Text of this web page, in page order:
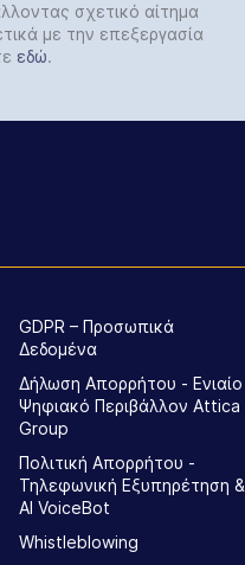
σχετικό αίτημα
με την επεξεργασία
εδώ.
GDPR – Προσωπικά
Δεδομένα
Δήλωση Απορρήτου - Ενιαίο
Ψηφιακό Περιβάλλον Attica
Group
Πολιτική Απορρήτου -
Τηλεφωνική Εξυπηρέτηση &
AI VoiceBot
Whistleblowing